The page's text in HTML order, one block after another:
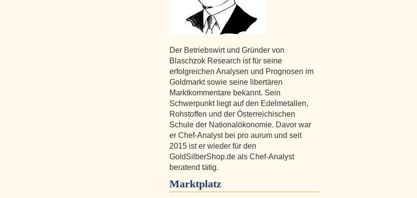
Der Betriebswirt und Gründer von
Blaschzok Research ist für seine
erfolgreichen Analysen und Prognosen im
Goldmarkt sowie seine libertären
Marktkommentare bekannt. Sein
Schwerpunkt liegt auf den Edelmetallen,
Rohstoffen und der Österreichischen
Schule der Nationalökonomie. Davor war
er Chef-Analyst bei pro aurum und seit
2015 ist er wieder für den
GoldSilberShop.de als Chef-Analyst
beratend tätig.
Marktplatz